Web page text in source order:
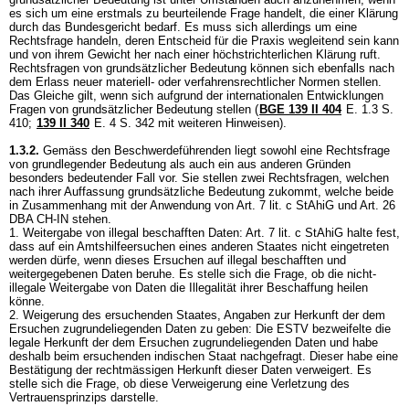
es sich um eine erstmals zu beurteilende Frage handelt, die einer Klärung
durch das Bundesgericht bedarf. Es muss sich allerdings um eine
Rechtsfrage handeln, deren Entscheid für die Praxis wegleitend sein kann
und von ihrem Gewicht her nach einer höchstrichterlichen Klärung ruft.
Rechtsfragen von grundsätzlicher Bedeutung können sich ebenfalls nach
dem Erlass neuer materiell- oder verfahrensrechtlicher Normen stellen.
Das Gleiche gilt, wenn sich aufgrund der internationalen Entwicklungen
Fragen von grundsätzlicher Bedeutung stellen ( BGE 139 II 404 E. 1.3 S.
410; 139 II 340 E. 4 S. 342 mit weiteren Hinweisen).
1.3.2. Gemäss den Beschwerdeführenden liegt sowohl eine Rechtsfrage
von grundlegender Bedeutung als auch ein aus anderen Gründen
besonders bedeutender Fall vor. Sie stellen zwei Rechtsfragen, welchen
nach ihrer Auffassung grundsätzliche Bedeutung zukommt, welche beide
in Zusammenhang mit der Anwendung von Art. 7 lit. c StAhiG und Art. 26
DBA CH-IN stehen.
1. Weitergabe von illegal beschafften Daten: Art. 7 lit. c StAhiG halte fest,
dass auf ein Amtshilfeersuchen eines anderen Staates nicht eingetreten
werden dürfe, wenn dieses Ersuchen auf illegal beschafften und
weitergegebenen Daten beruhe. Es stelle sich die Frage, ob die nicht-
illegale Weitergabe von Daten die Illegalität ihrer Beschaffung heilen
könne.
2. Weigerung des ersuchenden Staates, Angaben zur Herkunft der dem
Ersuchen zugrundeliegenden Daten zu geben: Die ESTV bezweifelte die
legale Herkunft der dem Ersuchen zugrundeliegenden Daten und habe
deshalb beim ersuchenden indischen Staat nachgefragt. Dieser habe eine
Bestätigung der rechtmässigen Herkunft dieser Daten verweigert. Es
stelle sich die Frage, ob diese Verweigerung eine Verletzung des
Vertrauensprinzips darstelle.